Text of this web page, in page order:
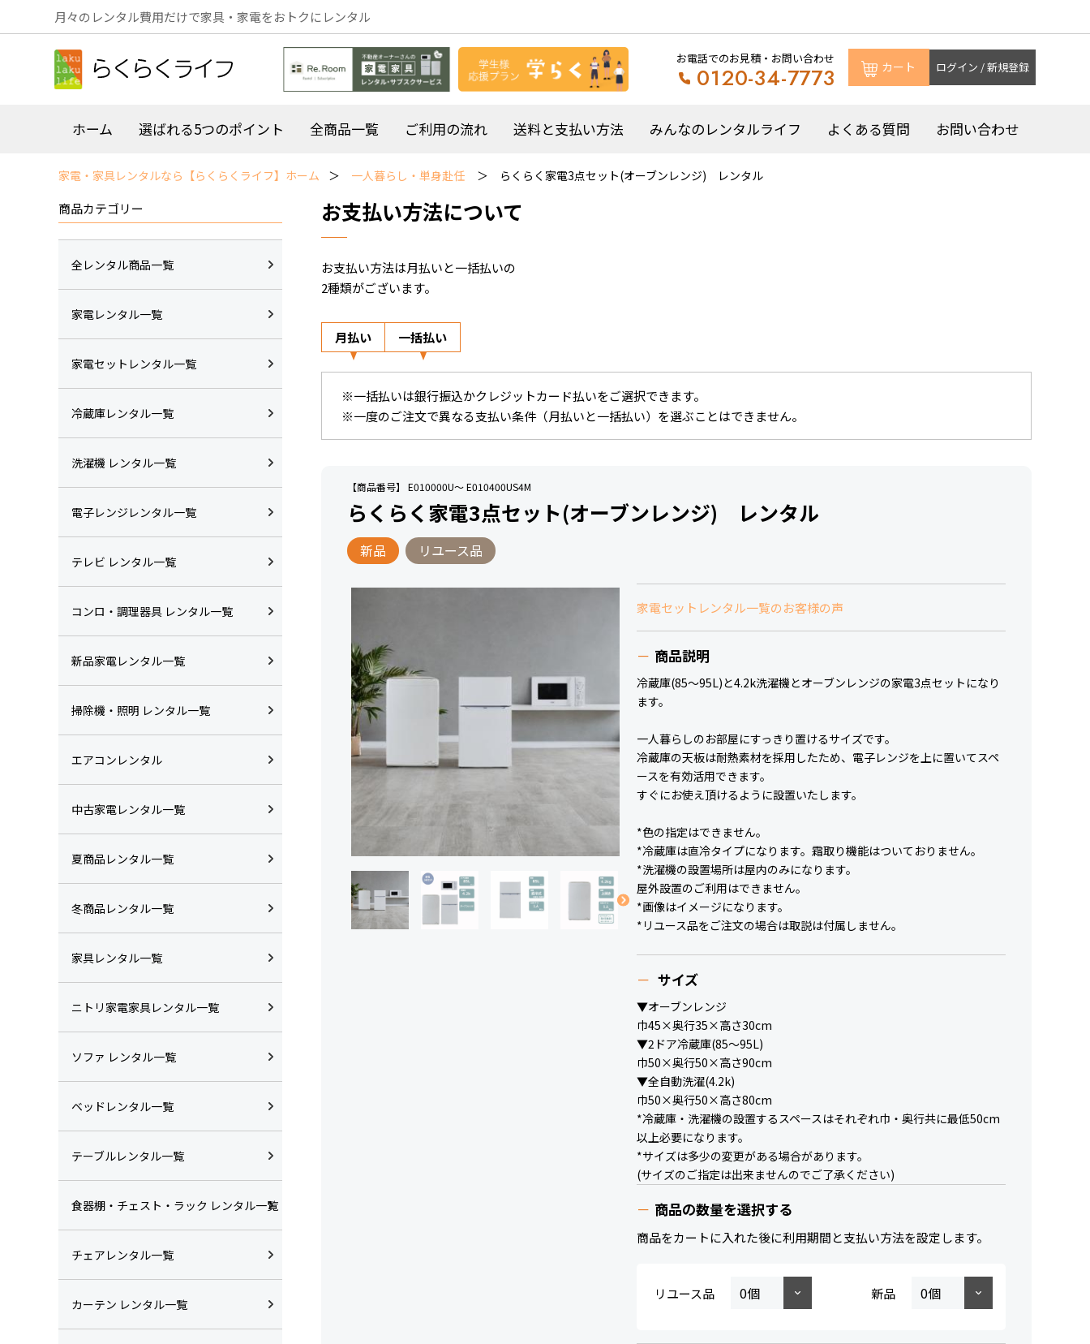
月々のレンタル費用だけで家具・家電をおトクにレンタル
お電話でのお見積・お問い合わせ
0120-34-7773 カート ログイン / 新規登録
ホーム 選ばれる5つのポイント 全商品一覧 ご利用の流れ 送料と支払い方法 みんなのレンタルライフ よくある質問 お問い合わせ
家電・家具レンタルなら【らくらくライフ】ホーム 一人暮らし・単身赴任 らくらく家電3点セット(オーブンレンジ) レンタル
お支払い方法について
お支払い方法は月払いと一括払いの
2種類がございます。
月払い 一括払い
※一括払いは銀行振込かクレジットカード払いをご選択できます。
※一度のご注文で異なる支払い条件（月払いと一括払い）を選ぶことはできません。
【商品番号】 E010000U～ E010400US4M
らくらく家電3点セット(オーブンレンジ) レンタル
新品 リユース品
家電セットレンタル一覧のお客様の声
商品説明
冷蔵庫(85～95L)と4.2k洗濯機とオーブンレンジの家電3点セットになり
ます。
一人暮らしのお部屋にすっきり置けるサイズです。
冷蔵庫の天板は耐熱素材を採用したため、電子レンジを上に置いてスペ
ースを有効活用できます。
すぐにお使え頂けるように設置いたします。
*色の指定はできません。
*冷蔵庫は直冷タイプになります。霜取り機能はついておりません。
*洗濯機の設置場所は屋内のみになります。
屋外設置のご利用はできません。
*画像はイメージになります。
*リユース品をご注文の場合は取説は付属しません。
サイズ
▼オーブンレンジ
巾45×奥行35×高さ30cm
▼2ドア冷蔵庫(85～95L)
巾50×奥行50×高さ90cm
▼全自動洗濯(4.2k)
巾50×奥行50×高さ80cm
*冷蔵庫・洗濯機の設置するスペースはそれぞれ巾・奥行共に最低50cm
以上必要になります。
*サイズは多少の変更がある場合があります。
(サイズのご指定は出来ませんのでご了承ください)
商品の数量を選択する
商品をカートに入れた後に利用期間と支払い方法を設定します。
リユース品 新品
商品カテゴリー
全レンタル商品一覧
家電レンタル一覧
家電セットレンタル一覧
冷蔵庫レンタル一覧
洗濯機 レンタル一覧
電子レンジレンタル一覧
テレビ レンタル一覧
コンロ・調理器具 レンタル一覧
新品家電レンタル一覧
掃除機・照明 レンタル一覧
エアコンレンタル
中古家電レンタル一覧
夏商品レンタル一覧
冬商品レンタル一覧
家具レンタル一覧
ニトリ家電家具レンタル一覧
ソファ レンタル一覧
ベッドレンタル一覧
テーブルレンタル一覧
食器棚・チェスト・ラック レンタル一覧
チェアレンタル一覧
カーテン レンタル一覧